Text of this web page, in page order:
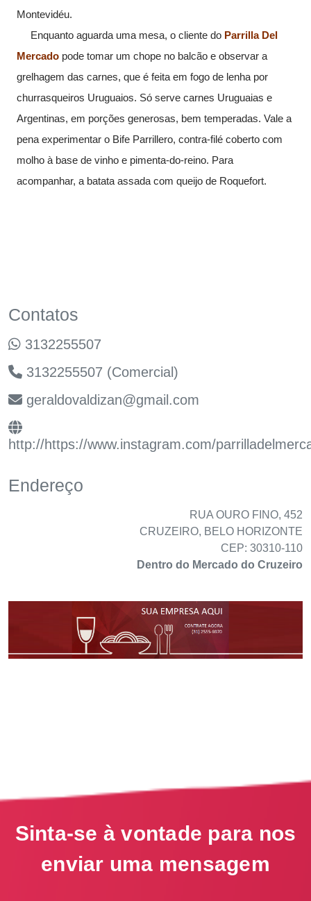
Montevidéu.
Enquanto aguarda uma mesa, o cliente do Parrilla Del
Mercado pode tomar um chope no balcão e observar a
grelhagem das carnes, que é feita em fogo de lenha por
churrasqueiros Uruguaios. Só serve carnes Uruguaias e
Argentinas, em porções generosas, bem temperadas. Vale a
pena experimentar o Bife Parrillero, contra-filé coberto com
molho à base de vinho e pimenta-do-reino. Para
acompanhar, a batata assada com queijo de Roquefort.
Contatos
3132255507
3132255507 (Comercial)
geraldovaldizan@gmail.com
http://https://www.instagram.com/
Endereço
RUA OURO FINO, 452
CRUZEIRO, BELO HORIZONTE
CEP: 30310-110
Dentro do Mercado do Cruzeiro
Sinta-se à vontade para nos
enviar uma mensagem